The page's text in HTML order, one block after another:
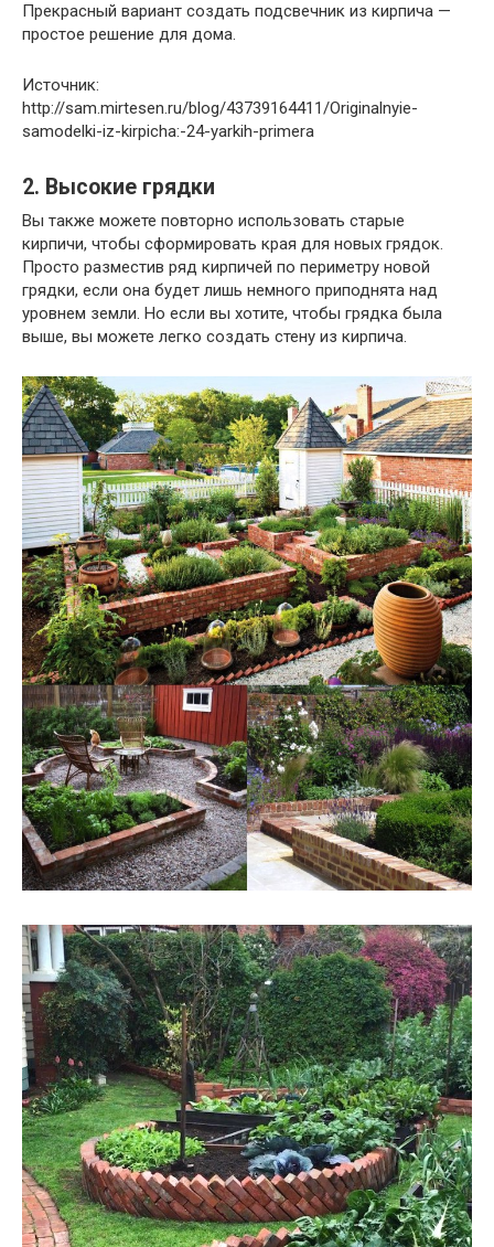
Прекрасный вариант создать подсвечник из кирпича —
простое решение для дома.
Источник:
http://sam.mirtesen.ru/blog/43739164411/Originalnyie-
samodelki-iz-kirpicha:-24-yarkih-primera
2. Высокие грядки
Вы также можете повторно использовать старые
кирпичи, чтобы сформировать края для новых грядок.
Просто разместив ряд кирпичей по периметру новой
грядки, если она будет лишь немного приподнята над
уровнем земли. Но если вы хотите, чтобы грядка была
выше, вы можете легко создать стену из кирпича.